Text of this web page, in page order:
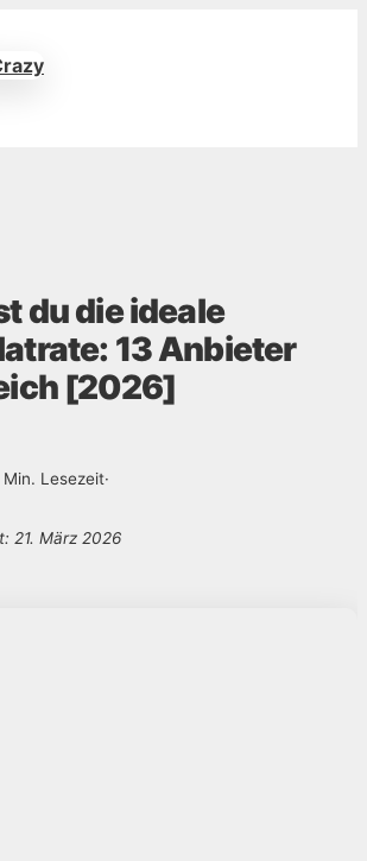
du die ideale
13 Anbieter
[2026]
Min. Lesezeit·
21. März 2026